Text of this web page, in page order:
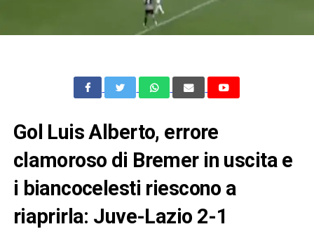
Gol Luis Alberto, errore
clamoroso di Bremer in uscita e
i biancocelesti riescono a
riaprirla: Juve-Lazio 2-1